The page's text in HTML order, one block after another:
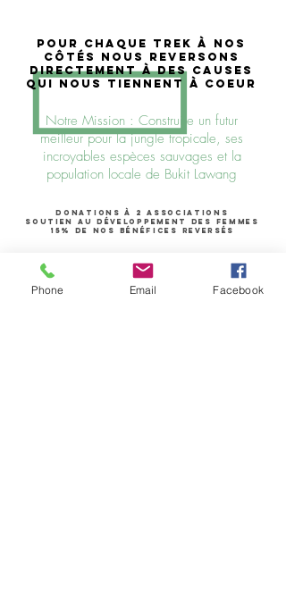
pour chaque trek à nos
côtés nous reversons
directement à des CAUSES
qui nous tiennent à coeur
Notre Mission : Construire un futur
meilleur pour la jungle tropicale, ses
incroyables espèces sauvages et la
population locale de Bukit Lawang
donations à 2 associations
soutien au développement des femmes
15% de nos bénéfices reversés
Phone Email Facebook